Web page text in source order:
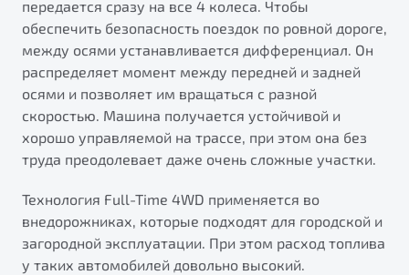
передается сразу на все 4 колеса. Чтобы
обеспечить безопасность поездок по ровной дороге,
между осями устанавливается дифференциал. Он
распределяет момент между передней и задней
осями и позволяет им вращаться с разной
скоростью. Машина получается устойчивой и
хорошо управляемой на трассе, при этом она без
труда преодолевает даже очень сложные участки.
Технология Full-Time 4WD применяется во
внедорожниках, которые подходят для городской и
загородной эксплуатации. При этом расход топлива
у таких автомобилей довольно высокий.